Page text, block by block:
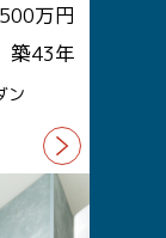
万円
築43年
ン